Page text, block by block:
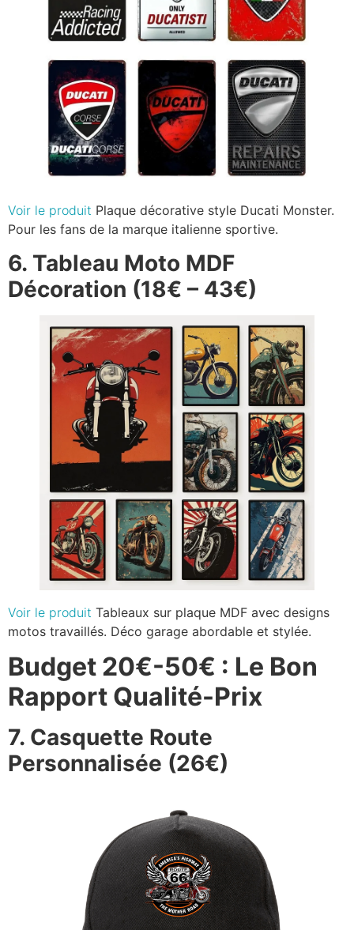
Voir le produit Plaque décorative style Ducati Monster.
Pour les fans de la marque italienne sportive.
6. Tableau Moto MDF
Décoration (18€ – 43€)
Voir le produit Tableaux sur plaque MDF avec designs
motos travaillés. Déco garage abordable et stylée.
Budget 20€-50€ : Le Bon
Rapport Qualité-Prix
7. Casquette Route
Personnalisée (26€)